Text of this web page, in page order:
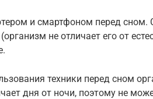
и смартфоном перед сном.
не отличает его от
техники перед сном
дня от ночи, поэтому не